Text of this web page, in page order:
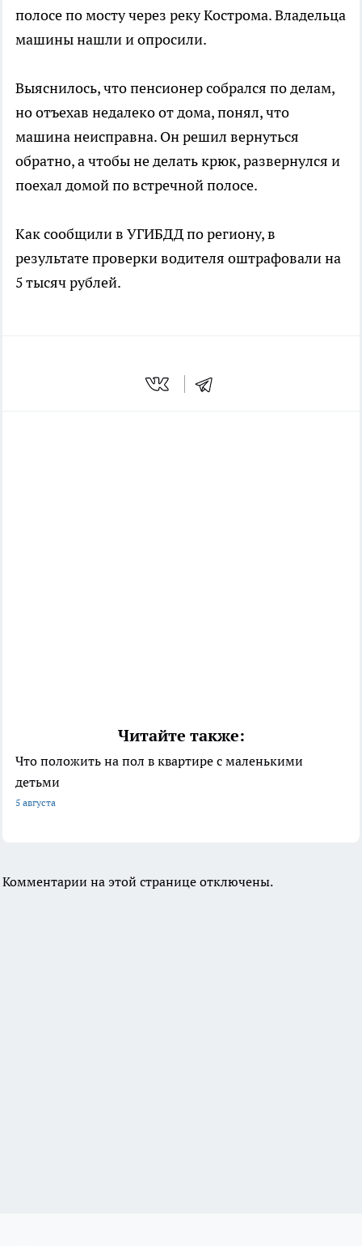
полосе по мосту через реку Кострома. Владельца
машины нашли и опросили.
Выяснилось, что пенсионер собрался по делам,
но отъехав недалеко от дома, понял, что
машина неисправна. Он решил вернуться
обратно, а чтобы не делать крюк, развернулся и
поехал домой по встречной полосе.
Как сообщили в УГИБДД по региону, в
результате проверки водителя оштрафовали на
5 тысяч рублей.
Читайте также:
Что положить на пол в квартире с маленькими
детьми
5 августа
Комментарии на этой странице отключены.